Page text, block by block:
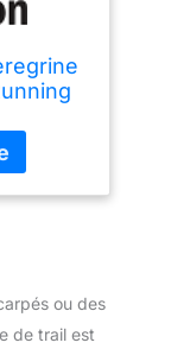
ou des
de trail est